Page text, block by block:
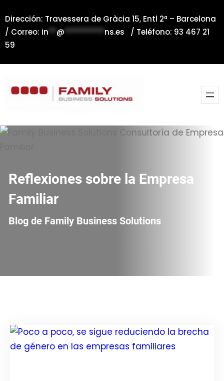
al
contenido
Dirección: Travessera de Gràcia 15, Entl 2ª – Barcelona
/ Correo: in**@**********ns.es / Teléfono: 93 467 21
59
Reflexiones sobre la Empresa
Familiar
Blog de Family Business Solutions